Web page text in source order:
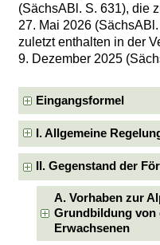
(SächsABl. S. 631), die
27. Mai 2026
zuletzt enthalten in der
9. Dezember 2025
Eingangsformel
I. Allgemeine
II. Gegenstand der
A. Vorhaben zur
Grundbildung von
Erwachsenen